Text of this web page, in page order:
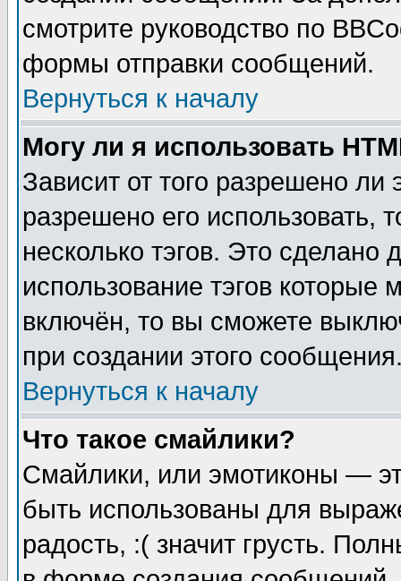
смотрите руководство по
формы отправки сообщений.
Вернуться к началу
Могу ли я использовать
Зависит от того разрешено
разрешено его использовать,
несколько тэгов. Это сделано
использование тэгов
включён, то вы сможете
при создании этого
Вернуться к началу
Что такое смайлики?
Смайлики, или эмотиконы —
быть использованы для
радость, :( значит грусть.